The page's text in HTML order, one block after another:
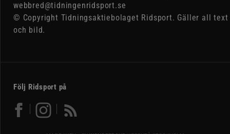
webbred@tidningenridsport.se
© Copyright Tidningsaktiebolaget Ridsport. Gäller all text
och bild.
Följ Ridsport på